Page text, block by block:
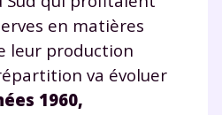
en matières
leur production
va évoluer
1960,